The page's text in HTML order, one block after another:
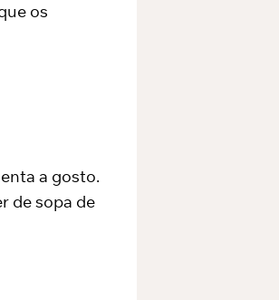
os
a gosto.
de sopa de